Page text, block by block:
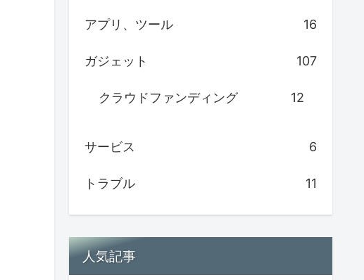
アプリ、ツール 16
ガジェット 107
クラウドファンディング 12
サービス 6
トラブル 11
人気記事